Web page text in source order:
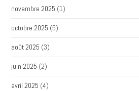
novembre 2025 (1)
octobre 2025 (5)
août 2025 (3)
juin 2025 (2)
avril 2025 (4)